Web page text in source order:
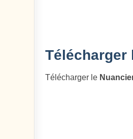
Télécharger
Télécharger le